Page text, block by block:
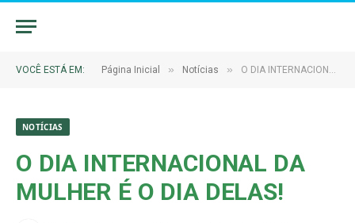
VOCÊ ESTÁ EM: Página Inicial » Notícias » O DIA INTERNACIONAL DA MULHER É O DIA DELAS!
NOTÍCIAS
O DIA INTERNACIONAL DA
MULHER É O DIA DELAS!